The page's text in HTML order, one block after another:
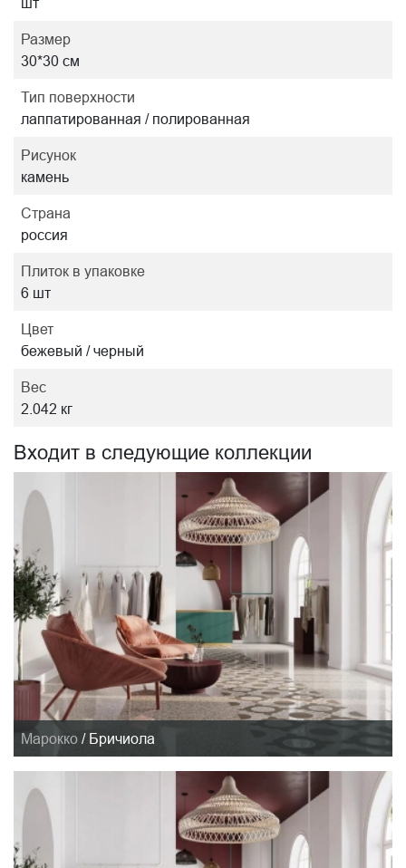
Размер
30*30 см
Тип поверхности
лаппатированная / полированная
Рисунок
камень
Страна
россия
Плиток в упаковке
6 шт
Цвет
бежевый / черный
Вес
2.042 кг
Входит в следующие коллекции
Марокко / Бричиола